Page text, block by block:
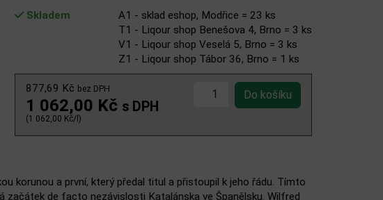
Skladem
A1 - sklad eshop, Modřice = 23 ks
T1 - Liqour shop Benešova 4, Brno = 3 ks
V1 - Liqour shop Veselá 5, Brno = 3 ks
Z1 - Liqour shop Tábor 36, Brno = 1 ks
877,69 Kč bez DPH
1 062,00 Kč s DPH
(1 062,00 Kč/l)
korunou a první, který předal titul a přistoupil k jeho řádu. Tímto
začátek de facto nezávislosti Katalánska ve Španělsku. Wilfred